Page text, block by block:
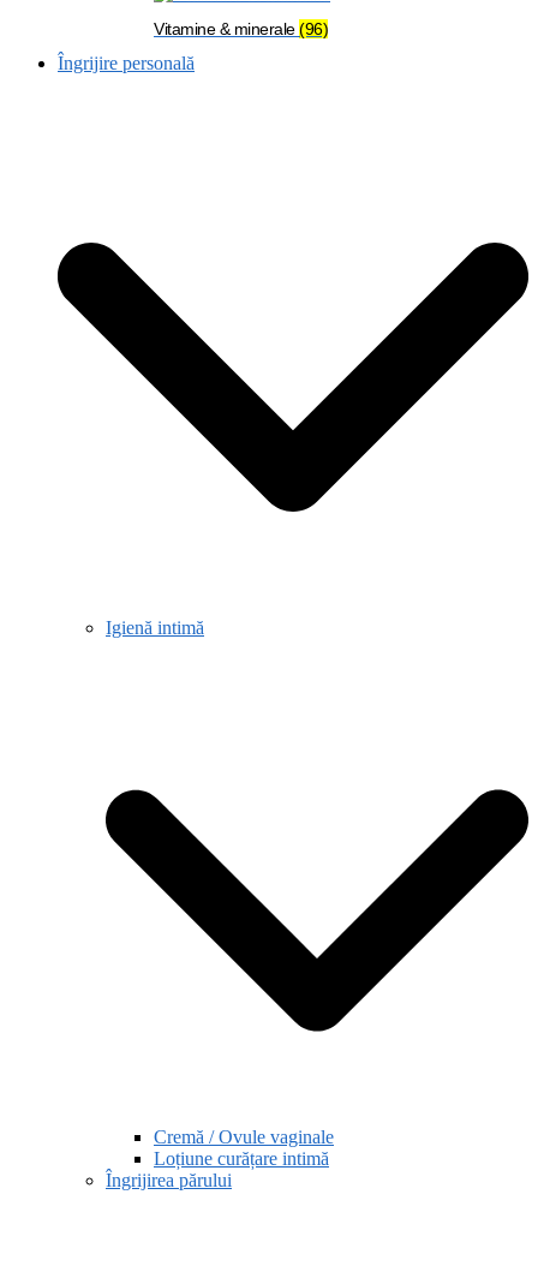
Vitamine & minerale(96)
Îngrijire personală
Igienă intimă
Cremă / Ovule vaginale
Loțiune curățare intimă
Îngrijirea părului